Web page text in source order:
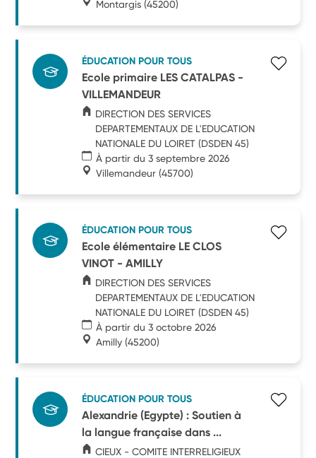
Montargis (45200)
ÉDUCATION POUR TOUS
Ecole primaire LES CATALPAS -
VILLEMANDEUR
DIRECTION DES SERVICES
DEPARTEMENTAUX DE L'EDUCATION
NATIONALE DU LOIRET (DSDEN 45)
À partir du 3 septembre 2026
Villemandeur (45700)
ÉDUCATION POUR TOUS
Ecole élémentaire LE CLOS
VINOT - AMILLY
DIRECTION DES SERVICES
DEPARTEMENTAUX DE L'EDUCATION
NATIONALE DU LOIRET (DSDEN 45)
À partir du 3 octobre 2026
Amilly (45200)
ÉDUCATION POUR TOUS
Alexandrie (Egypte) : Soutien à
la langue française dans ...
CIEUX - COMITE INTERRELIGIEUX